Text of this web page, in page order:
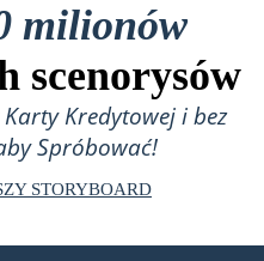
milionów
scenorysów
Kredytowej i bez
Spróbować!
STORYBOARD